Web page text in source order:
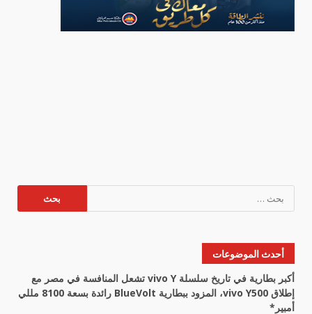
عن:
أحدث الموضوعات
أكبر بطارية في تاريخ سلسلة vivo Y تشعل المنافسة في مصر مع
إطلاق vivo Y500، المزود ببطارية BlueVolt رائدة بسعة 8100 مللي
أمبير*